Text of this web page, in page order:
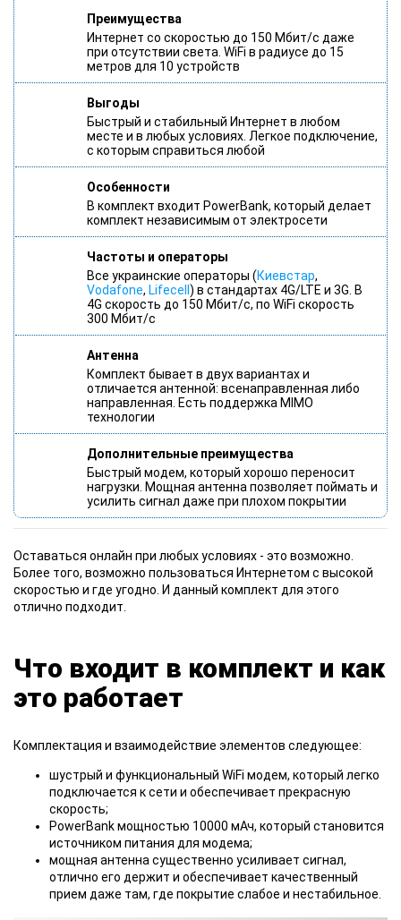
Преимущества
Интернет со скоростью до 150 Мбит/с даже
при отсутствии света. WiFi в радиусе до 15
метров для 10 устройств
Выгоды
Быстрый и стабильный Интернет в любом
месте и в любых условиях. Легкое подключение,
с которым справиться любой
Особенности
В комплект входит PowerBank, который делает
комплект независимым от электросети
Частоты и операторы
Все украинские операторы (Киевстар,
Vodafone, Lifecell ) в стандартах 4G/LTE и 3G. В
4G скорость до 150 Мбит/с, по WiFi скорость
300 Мбит/с
Антенна
Комплект бывает в двух вариантах и
отличается антенной: всенаправленная либо
направленная. Есть поддержка MIMO
технологии
Дополнительные преимущества
Быстрый модем, который хорошо переносит
нагрузки. Мощная антенна позволяет поймать и
усилить сигнал даже при плохом покрытии
Оставаться онлайн при любых условиях - это возможно.
Более того, возможно пользоваться Интернетом с высокой
скоростью и где угодно. И данный комплект для этого
отлично подходит.
Что входит в комплект и как
это работает
Комплектация и взаимодействие элементов следующее:
шустрый и функциональный WiFi модем, который легко
подключается к сети и обеспечивает прекрасную
скорость;
PowerBank мощностью 10000 мАч, который становится
источником питания для модема;
мощная антенна существенно усиливает сигнал,
отлично его держит и обеспечивает качественный
прием даже там, где покрытие слабое и нестабильное.